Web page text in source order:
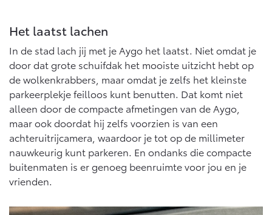
Het laatst lachen
In de stad lach jij met je Aygo het laatst. Niet omdat je
door dat grote schuifdak het mooiste uitzicht hebt op
de wolkenkrabbers, maar omdat je zelfs het kleinste
parkeerplekje feilloos kunt benutten. Dat komt niet
alleen door de compacte afmetingen van de Aygo,
maar ook doordat hij zelfs voorzien is van een
achteruitrijcamera, waardoor je tot op de millimeter
nauwkeurig kunt parkeren. En ondanks die compacte
buitenmaten is er genoeg beenruimte voor jou en je
vrienden.